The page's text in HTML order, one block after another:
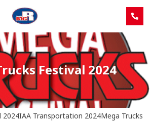
Festival 2024
2024IAA Transportation 2024Mega Trucks